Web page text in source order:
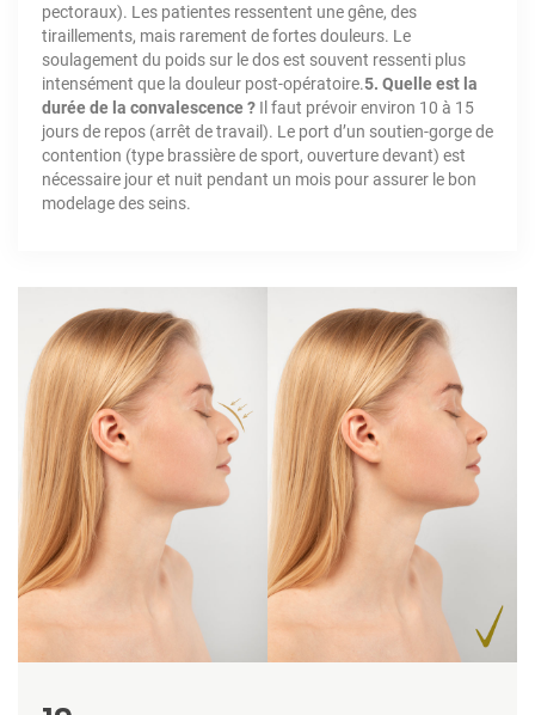
pectoraux). Les patientes ressentent une gêne, des
tiraillements, mais rarement de fortes douleurs. Le
soulagement du poids sur le dos est souvent ressenti plus
intensément que la douleur post-opératoire.5. Quelle est la
durée de la convalescence ? Il faut prévoir environ 10 à 15
jours de repos (arrêt de travail). Le port d’un soutien-gorge de
contention (type brassière de sport, ouverture devant) est
nécessaire jour et nuit pendant un mois pour assurer le bon
modelage des seins.